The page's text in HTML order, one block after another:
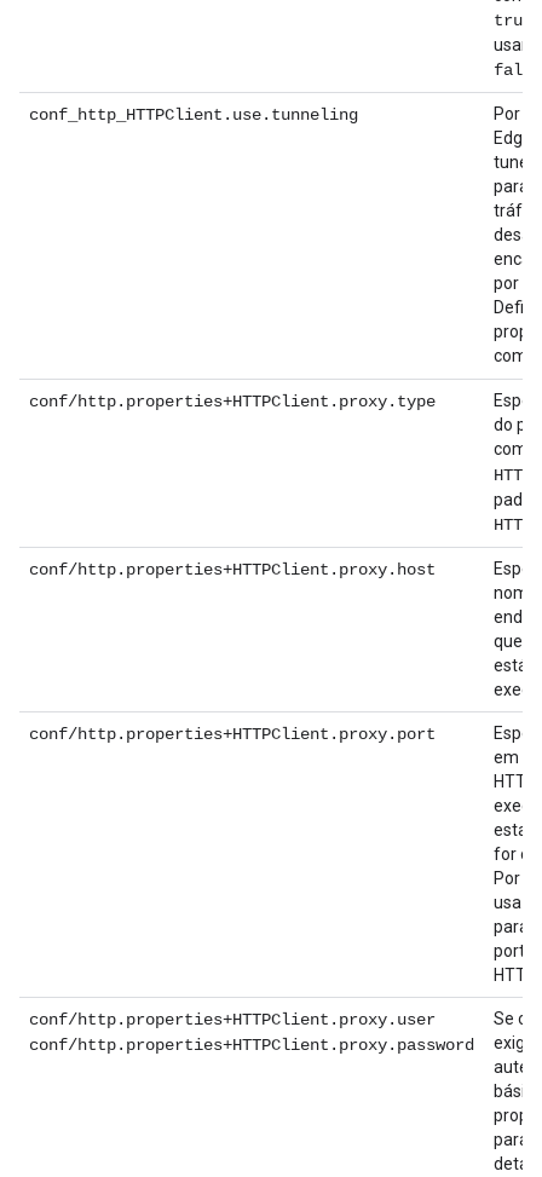
true
usam
false
conf_http_HTTPClient.use.tunneling
Por
Edge
para
por
como
conf/http.properties+HTTPClient.proxy.type
do
como
HTTPS
HTTP
conf/http.properties+HTTPClient.proxy.host
nome
que o
está
conf/http.properties+HTTPClient.proxy.port
em
esta
for
Por
usa a
para
porta
conf/http.properties+HTTPClient.proxy.user
conf/http.properties+HTTPClient.proxy.password
Se o
exigir
para